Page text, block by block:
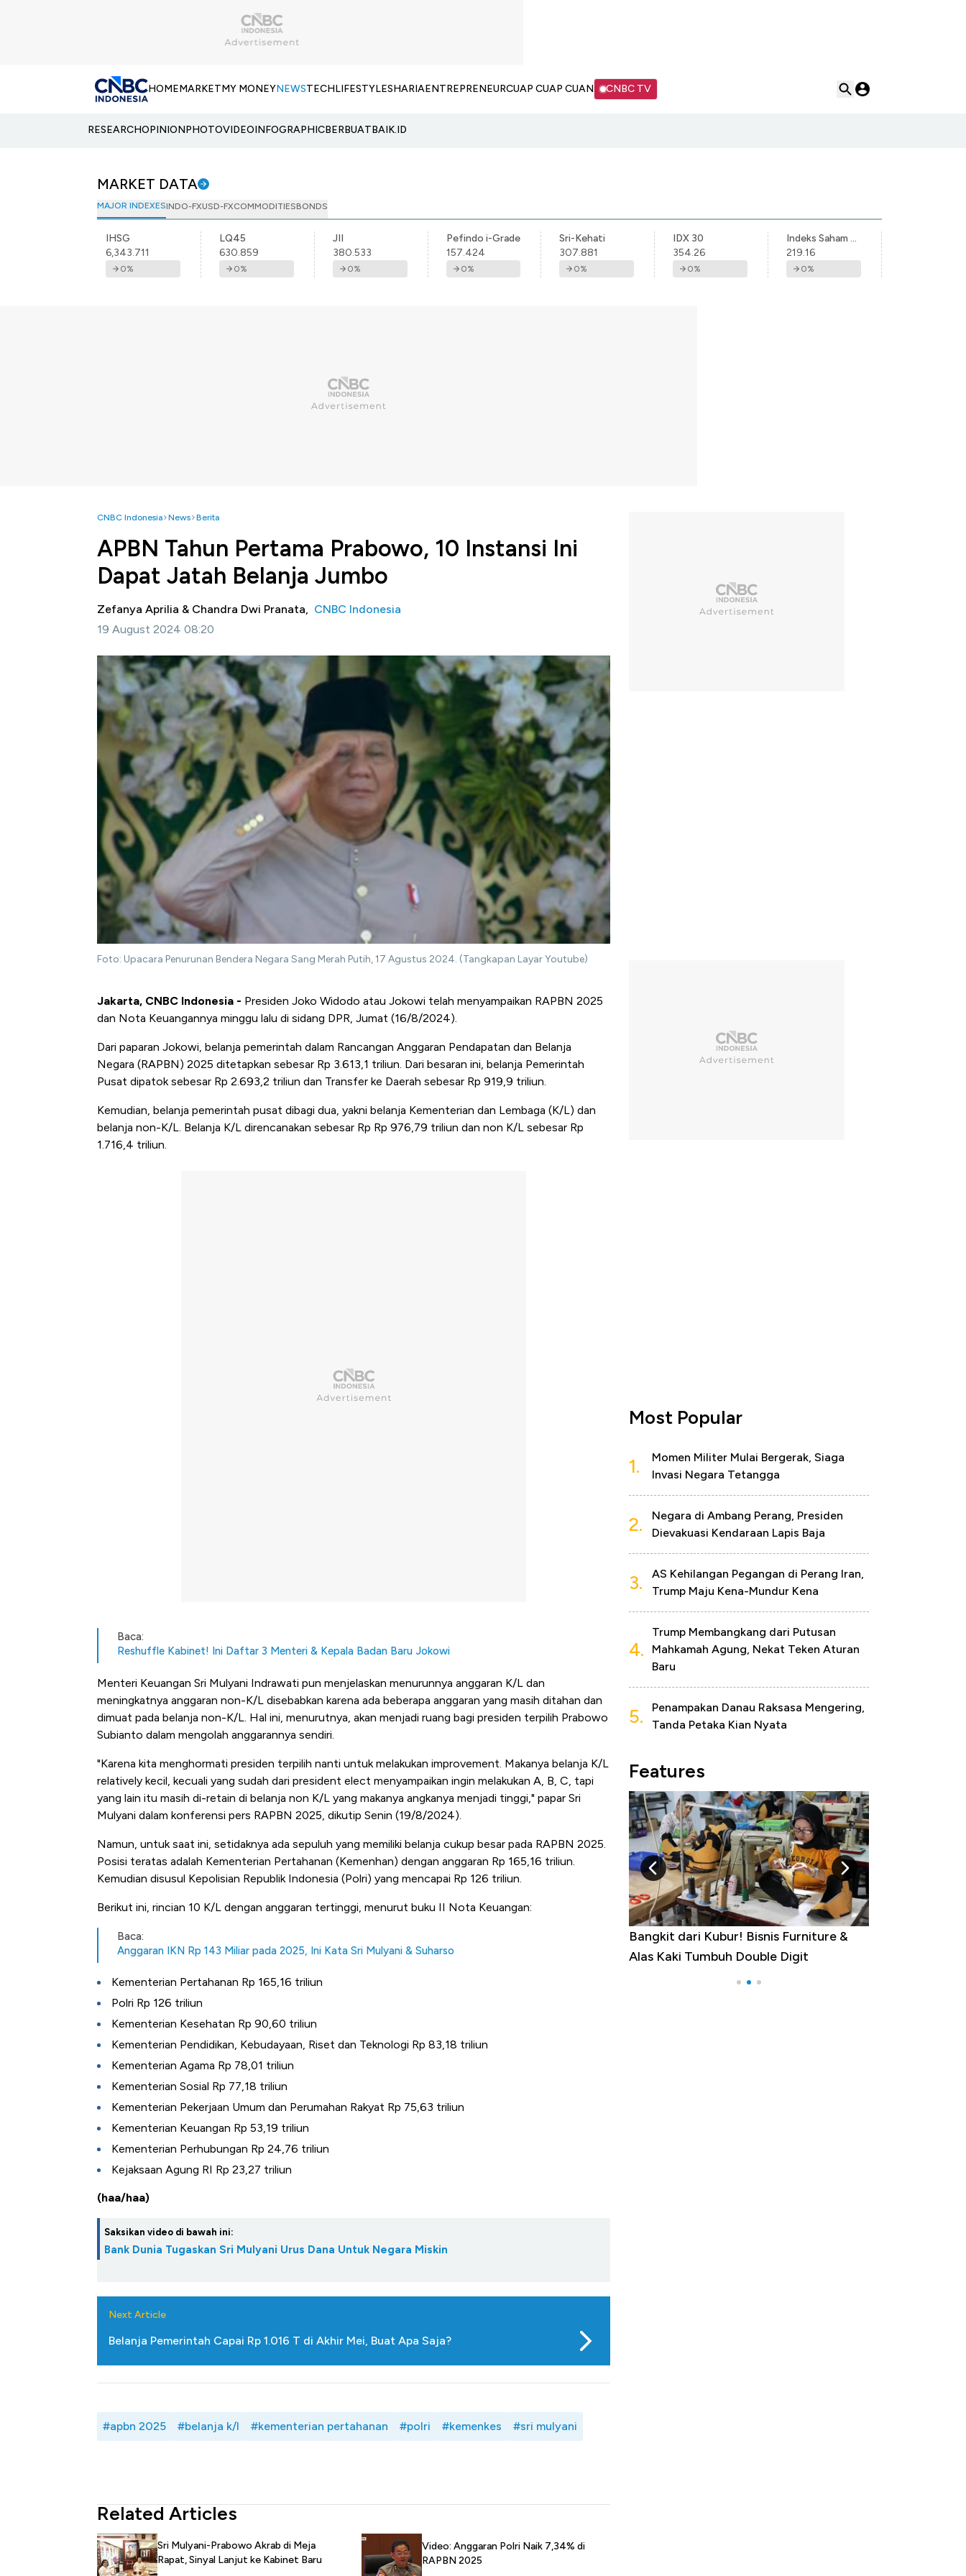
HOMEMARKETMY MONEYNEWSTECHLIFESTYLESHARIAENTREPRENEURCUAP CUAP CUAN CNBC TV
RESEARCHOPINIONPHOTOVIDEOINFOGRAPHICBERBUATBAIK.ID
MARKET DATA
MAJOR INDEXESINDO-FXUSD-FXCOMMODITIESBONDS
IHSG
6,343.711
0%
LQ45
630.859
0%
JII
380.533
0%
Pefindo i-Grade
157.424
0%
Sri-Kehati
307.881
0%
IDX 30
354.26
0%
Indeks Saham Syariah Indonesia
219.16
0%
CNBC Indonesia News Berita
APBN Tahun Pertama Prabowo, 10 Instansi Ini
Dapat Jatah Belanja Jumbo
Zefanya Aprilia & Chandra Dwi Pranata, CNBC Indonesia
19 August 2024 08:20
Foto: Upacara Penurunan Bendera Negara Sang Merah Putih, 17 Agustus 2024. (Tangkapan Layar Youtube)
Jakarta, CNBC Indonesia - Presiden Joko Widodo atau Jokowi telah menyampaikan RAPBN 2025
dan Nota Keuangannya minggu lalu di sidang DPR, Jumat (16/8/2024).
Dari paparan Jokowi, belanja pemerintah dalam Rancangan Anggaran Pendapatan dan Belanja
Negara (RAPBN) 2025 ditetapkan sebesar Rp 3.613,1 triliun. Dari besaran ini, belanja Pemerintah
Pusat dipatok sebesar Rp 2.693,2 triliun dan Transfer ke Daerah sebesar Rp 919,9 triliun.
Kemudian, belanja pemerintah pusat dibagi dua, yakni belanja Kementerian dan Lembaga (K/L) dan
belanja non-K/L. Belanja K/L direncanakan sebesar Rp Rp 976,79 triliun dan non K/L sebesar Rp
1.716,4 triliun.
Baca:
Reshuffle Kabinet! Ini Daftar 3 Menteri & Kepala Badan Baru Jokowi
Menteri Keuangan Sri Mulyani Indrawati pun menjelaskan menurunnya anggaran K/L dan
meningkatnya anggaran non-K/L disebabkan karena ada beberapa anggaran yang masih ditahan dan
dimuat pada belanja non-K/L. Hal ini, menurutnya, akan menjadi ruang bagi presiden terpilih Prabowo
Subianto dalam mengolah anggarannya sendiri.
"Karena kita menghormati presiden terpilih nanti untuk melakukan improvement. Makanya belanja K/L
relatively kecil, kecuali yang sudah dari president elect menyampaikan ingin melakukan A, B, C, tapi
yang lain itu masih di-retain di belanja non K/L yang makanya angkanya menjadi tinggi," papar Sri
Mulyani dalam konferensi pers RAPBN 2025, dikutip Senin (19/8/2024).
Namun, untuk saat ini, setidaknya ada sepuluh yang memiliki belanja cukup besar pada RAPBN 2025.
Posisi teratas adalah Kementerian Pertahanan (Kemenhan) dengan anggaran Rp 165,16 triliun.
Kemudian disusul Kepolisian Republik Indonesia (Polri) yang mencapai Rp 126 triliun.
Berikut ini, rincian 10 K/L dengan anggaran tertinggi, menurut buku II Nota Keuangan:
Baca:
Anggaran IKN Rp 143 Miliar pada 2025, Ini Kata Sri Mulyani & Suharso
Kementerian Pertahanan Rp 165,16 triliun
Polri Rp 126 triliun
Kementerian Kesehatan Rp 90,60 triliun
Kementerian Pendidikan, Kebudayaan, Riset dan Teknologi Rp 83,18 triliun
Kementerian Agama Rp 78,01 triliun
Kementerian Sosial Rp 77,18 triliun
Kementerian Pekerjaan Umum dan Perumahan Rakyat Rp 75,63 triliun
Kementerian Keuangan Rp 53,19 triliun
Kementerian Perhubungan Rp 24,76 triliun
Kejaksaan Agung RI Rp 23,27 triliun
(haa/haa)
Saksikan video di bawah ini:
Bank Dunia Tugaskan Sri Mulyani Urus Dana Untuk Negara Miskin
Next Article
Belanja Pemerintah Capai Rp 1.016 T di Akhir Mei, Buat Apa Saja?
#apbn 2025 #belanja k/l #kementerian pertahanan #polri #kemenkes #sri mulyani
Related Articles
Sri Mulyani-Prabowo Akrab di Meja
Rapat, Sinyal Lanjut ke Kabinet Baru
Video: Anggaran Polri Naik 7,34% di
RAPBN 2025
Most Popular
1.
Momen Militer Mulai Bergerak, Siaga
Invasi Negara Tetangga
2.
Negara di Ambang Perang, Presiden
Dievakuasi Kendaraan Lapis Baja
3.
AS Kehilangan Pegangan di Perang Iran,
Trump Maju Kena-Mundur Kena
4.
Trump Membangkang dari Putusan
Mahkamah Agung, Nekat Teken Aturan
Baru
5.
Penampakan Danau Raksasa Mengering,
Tanda Petaka Kian Nyata
Features
Impor 100 Negara
Bangkit dari Kubur! Bisnis Furniture &
Alas Kaki Tumbuh Double Digit